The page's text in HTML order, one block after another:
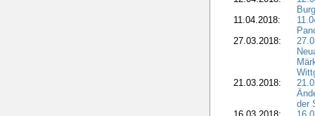
11.04.2018:
27.03.2018:
21.03.2018:
der